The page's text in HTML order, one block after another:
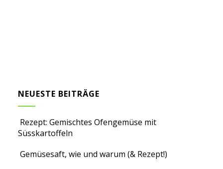
NEUESTE BEITRÄGE
Rezept: Gemischtes Ofengemüse mit
Süsskartoffeln
Gemüsesaft, wie und warum (& Rezept!)